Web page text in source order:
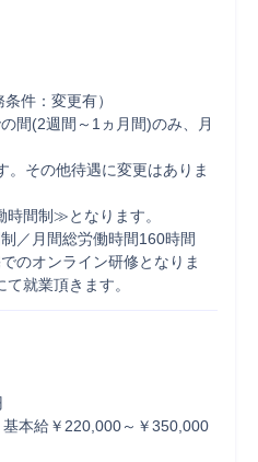
件：変更有）
間(2週間～1ヵ月間)のみ、月
。その他待遇に変更はありま
間制≫となります。
／月間総労働時間160時間
のオンライン研修となりま
就業頂きます。
本給￥220,000～￥350,000